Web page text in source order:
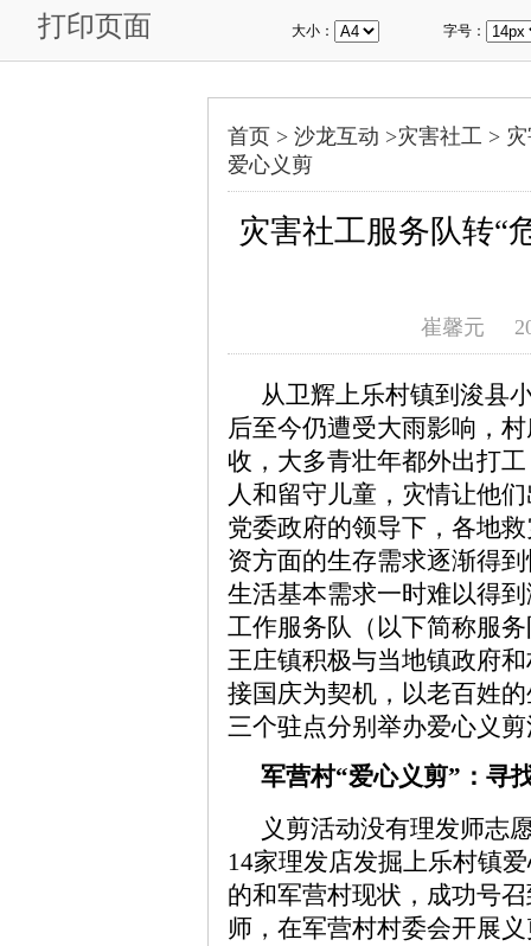
打印页面 大小： 字号：
首页 > 沙龙互动 >灾害社工 >
爱心义剪
灾害社工服务队转“
崔馨元
从卫辉上乐村镇到浚县
后至今仍遭受大雨影响，
收，大多青壮年都外出打
人和留守儿童，灾情让他
党委政府的领导下，各地
资方面的生存需求逐渐得
生活基本需求一时难以得
工作服务队（以下简称服
王庄镇积极与当地镇政府
接国庆为契机，以老百姓
三个驻点分别举办爱心义
军营村“爱心义剪”：寻
义剪活动没有理发师志
14家理发店发掘上乐村镇
的和军营村现状，成功号
师，在军营村村委会开展